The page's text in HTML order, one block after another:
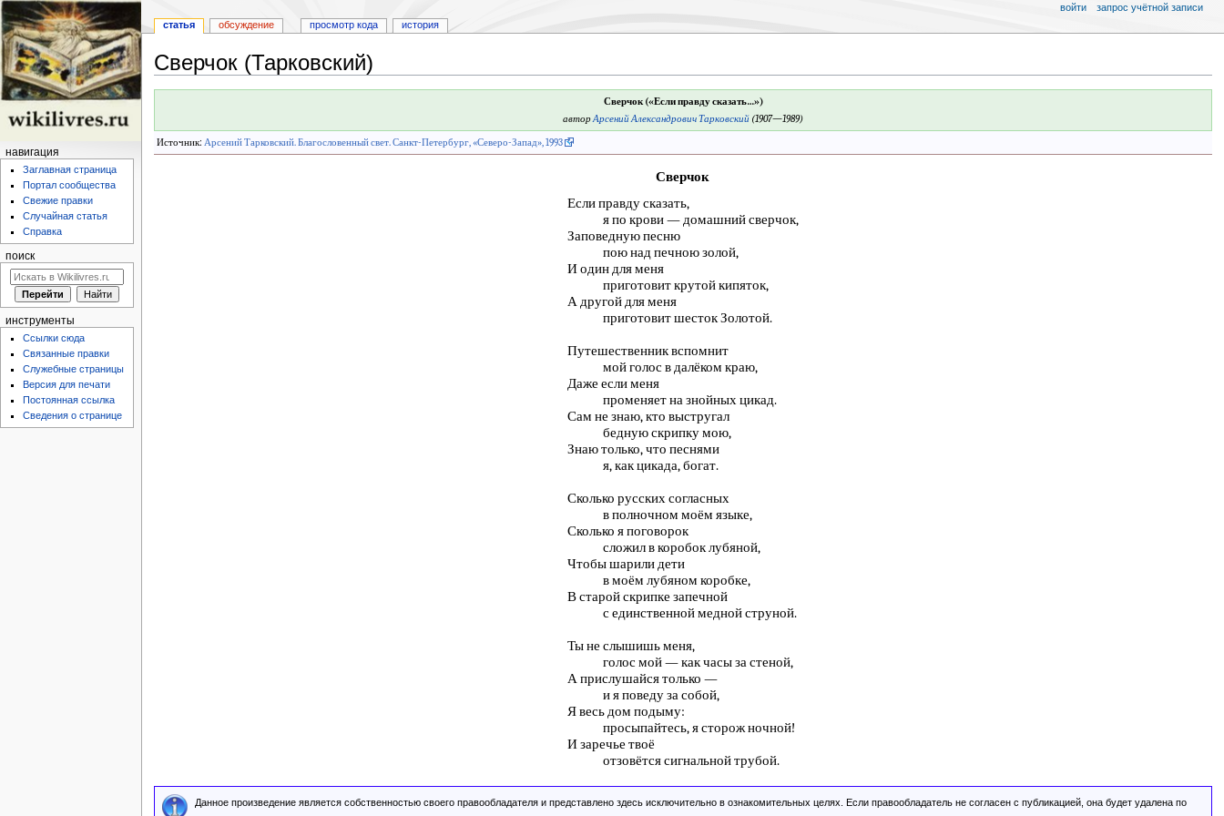
Сверчок (Тарковский)
навигации
поиску
Сверчок («Если правду сказать…»)
авторАрсений Александрович Тарковский (1907—1989)
Источник: Арсений Тарковский. Благословенный свет. Санкт-Петербург, «Северо-Запад», 1993
Сверчок
Если правду сказать,
я по крови — домашний сверчок,
Заповедную песню
пою над печною золой,
И один для меня
приготовит крутой кипяток,
А другой для меня
приготовит шесток Золотой.
Путешественник вспомнит
мой голос в далёком краю,
Даже если меня
променяет на знойных цикад.
Сам не знаю, кто выстругал
бедную скрипку мою,
Знаю только, что песнями
я, как цикада, богат.
Сколько русских согласных
в полночном моём языке,
Сколько я поговорок
сложил в коробок лубяной,
Чтобы шарили дети
в моём лубяном коробке,
В старой скрипке запечной
с единственной медной струной.
Ты не слышишь меня,
голос мой — как часы за стеной,
А прислушайся только —
и я поведу за собой,
Я весь дом подыму:
просыпайтесь, я сторож ночной!
И заречье твоё
отзовётся сигнальной трубой.
Данное произведение является собственностью своего правообладателя и представлено здесь исключительно в ознакомительных целях. Если правообладатель не согласен с публикацией, она будет удалена по
статья обсуждение просмотр кода история
войти запрос учётной записи
навигация
Заглавная страница
Портал сообщества
Свежие правки
Случайная статья
Справка
поиск
инструменты
Ссылки сюда
Связанные правки
Служебные страницы
Версия для печати
Постоянная ссылка
Сведения о странице